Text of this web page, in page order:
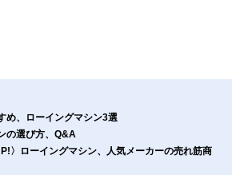
め、ローイングマシン3選
の選び方、Q&A
〉ローイングマシン、人気メーカーの売れ筋商